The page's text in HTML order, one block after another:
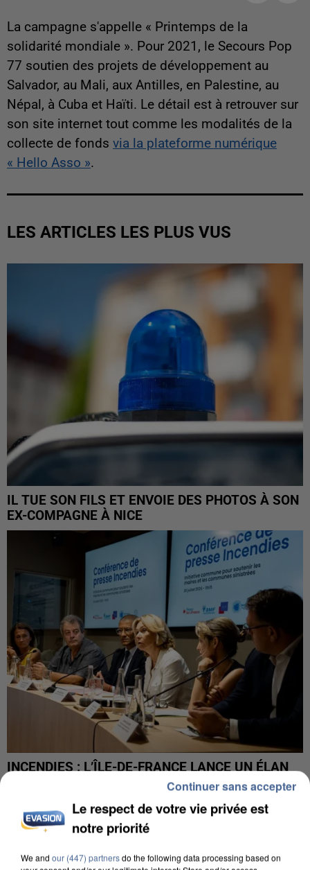
La campagne s'appelle « Printemps de la
solidarité mondiale ». Pour 2021, le Secours Pop
77 soutien des projets de développement au
Salvador, au Mali, aux Antilles, en Palestine, au
Népal, à Cuba et Haïti. Le détail est à retrouver sur
son site internet tout comme les modalités de la
collecte de fonds via la plateforme numérique
« Hello Asso ».
LES ARTICLES LES PLUS VUS
IL TUE SON FILS ET ENVOIE DES PHOTOS À SON
EX-COMPAGNE À NICE
INCENDIES : L’ÎLE-DE-FRANCE LANCE UN ÉLAN
DE SOLIDARITÉ AVEC LES...
Le respect de votre vie privée est
notre priorité
We and our (447) partnersdo the following data processing based on
Continuer sans accepter